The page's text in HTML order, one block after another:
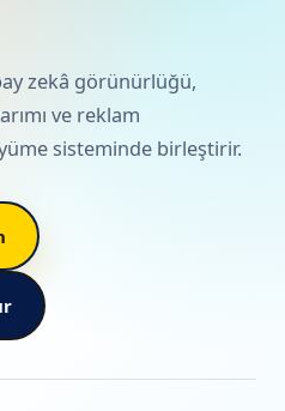
zekâ görünürlüğü,
ve reklam
sisteminde birleştirir.